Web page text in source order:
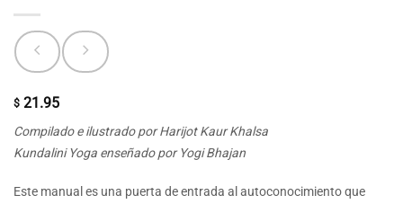
$ 21.95
Compilado e ilustrado por Harijot Kaur Khalsa
Kundalini Yoga enseñado por Yogi Bhajan
Este manual es una puerta de entrada al autoconocimiento que